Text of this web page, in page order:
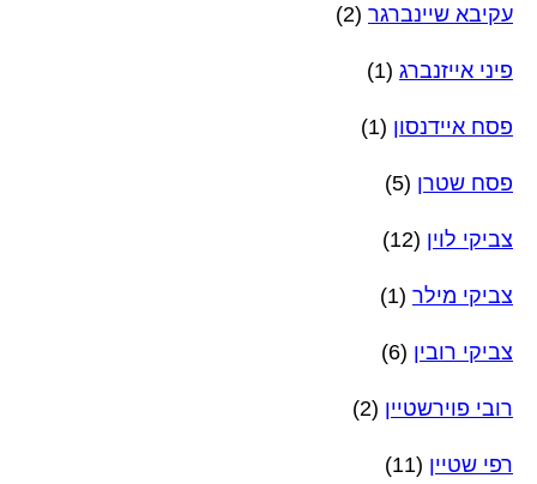
עקיבא שיינברגר (2)
פיני אייזנברג (1)
פסח איידנסון (1)
פסח שטרן (5)
צביקי לוין (12)
צביקי מילר (1)
צביקי רובין (6)
רובי פוירשטיין (2)
רפי שטיין (11)